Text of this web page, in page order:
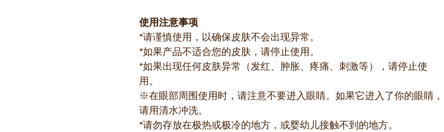
使用注意事项
*请谨慎使用，以确保皮肤不会出现异常。
*如果产品不适合您的皮肤，请停止使用。
*如果出现任何皮肤异常（发红、肿胀、疼痛、刺激等），请停止使
用。
※在眼部周围使用时，请注意不要进入眼睛。如果它进入了你的眼睛，
请用清水冲洗。
*请勿存放在极热或极冷的地方，或婴幼儿接触不到的地方。